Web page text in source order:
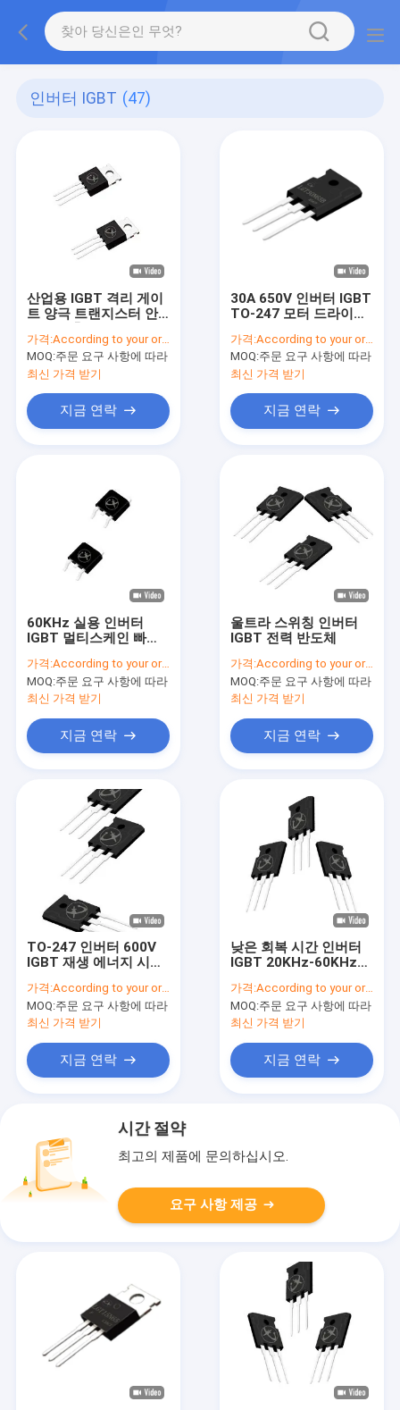
인버터 IGBT (47)
산업용 IGBT 격리 게이
트 양극 트랜지스터 안
위해
가격:According to your order requirement
MOQ:주문 요구 사항에 따라
최신 가격 받기
지금 연락
30A 650V 인버터 IGBT
TO-247 모터 드라이브
가격:According to your order requirement
MOQ:주문 요구 사항에 따라
최신 가격 받기
지금 연락
60KHz 실용 인버터
IGBT 멀티스케인 빠른
가격:According to your order requirement
MOQ:주문 요구 사항에 따라
최신 가격 받기
지금 연락
울트라 스위칭 인버터
IGBT 전력 반도체
가격:According to your order requirement
MOQ:주문 요구 사항에 따라
최신 가격 받기
지금 연락
TO-247 인버터 600V
IGBT 재생 에너지 시스
가격:According to your order requirement
MOQ:주문 요구 사항에 따라
최신 가격 받기
지금 연락
낮은 회복 시간 인버터
IGBT 20KHz-60KHz
가격:According to your order requirement
MOQ:주문 요구 사항에 따라
최신 가격 받기
지금 연락
시간 절약
최고의 제품에 문의하십시오.
요구 사항 제공